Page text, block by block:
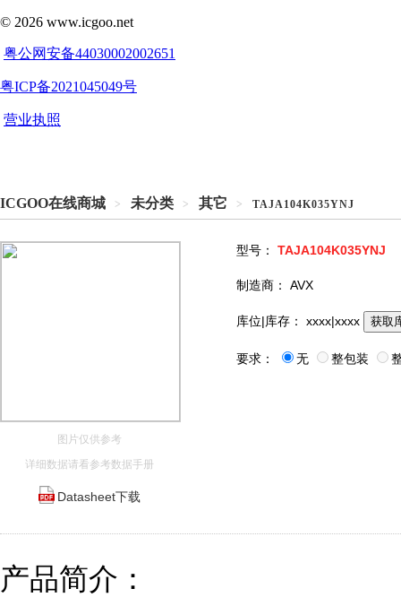
ICGOO在线商城 > 未分类 > 其它 > TAJA104K035YNJ
图片仅供参考
详细数据请看参考数据手册
Datasheet下载
型号： TAJA104K035YNJ
制造商： AVX
库位|库存： xxxx|xxxx 获取
要求： 无 整包装
产品简介：